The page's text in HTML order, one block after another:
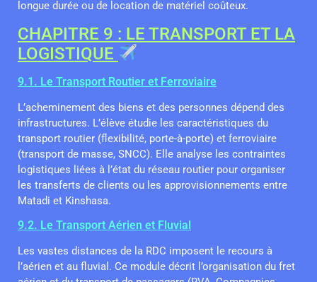
longue durée ou de location de matériel coûteux.
CHAPITRE 9 : LE TRANSPORT ET LA
LOGISTIQUE
9.1. Le Transport Routier et Ferroviaire
L’acheminement des biens et des personnes dépend des
infrastructures. L’élève étudie les caractéristiques du
transport routier (flexibilité, porte-à-porte) et ferroviaire
(transport de masse, SNCC). Elle analyse les contraintes
logistiques liées à l’état du réseau routier pour organiser
les transferts de clients ou les approvisionnements entre
Matadi et Kinshasa.
9.2. Le Transport Aérien et Fluvial
Les vastes distances de la RDC imposent le recours à
l’aérien et au fluvial. Ce module décrit l’organisation du fret